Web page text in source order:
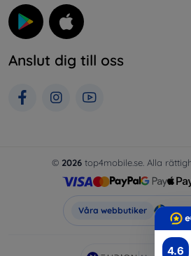
4.6
Anslut dig till oss
© 2026 top4mobile.se. Alla
Våra webbutiker